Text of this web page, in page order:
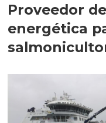
Proveedor
energética